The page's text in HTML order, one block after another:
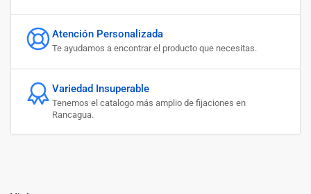
Atención Personalizada
Te ayudamos a encontrar el producto que necesitas.
Variedad Insuperable
Tenemos el catalogo más amplio de fijaciones en
Rancagua.